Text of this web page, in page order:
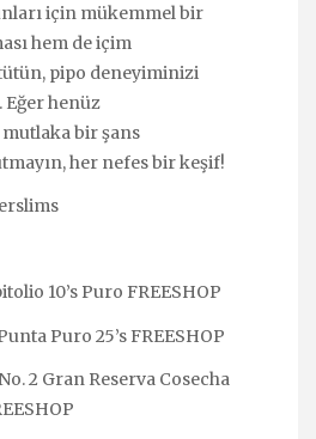
için mükemmel bir
hem de içim
pipo deneyiminizi
henüz
bir şans
her nefes bir keşif!
10’s Puro FREESHOP
Puro 25’s FREESHOP
2 Gran Reserva Cosecha